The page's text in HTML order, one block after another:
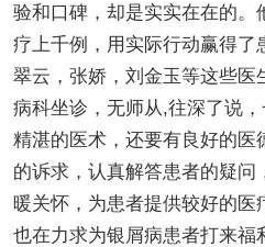
验和口碑，却是实实在在的。
疗上千例，用实际行动赢得了
翠云，张娇，刘金玉等这些医
病科坐诊，无师从,往深了说
精湛的医术，还要有良好的医
的诉求，认真解答患者的疑问
暖关怀，为患者提供较好的医
也在力求为银屑病患者打来福